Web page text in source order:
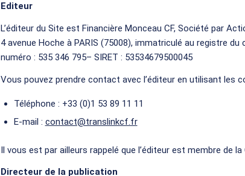
Editeur
L’éditeur du Site est Financière Monceau CF, Société par
4 avenue Hoche à PARIS (75008), immatriculé au registre
numéro : 535 346 795– SIRET : 53534679500045
Vous pouvez prendre contact avec l’éditeur en utilisant les
Téléphone : +33 (0)1 53 89 11 11
E-mail : contact@translinkcf.fr
Il vous est par ailleurs rappelé que l’éditeur est membre de
Directeur de la publication